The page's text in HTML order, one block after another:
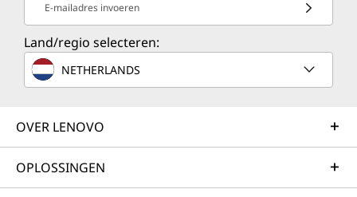
E-mailadres invoeren
Land/regio selecteren:
NETHERLANDS
OVER LENOVO
OPLOSSINGEN